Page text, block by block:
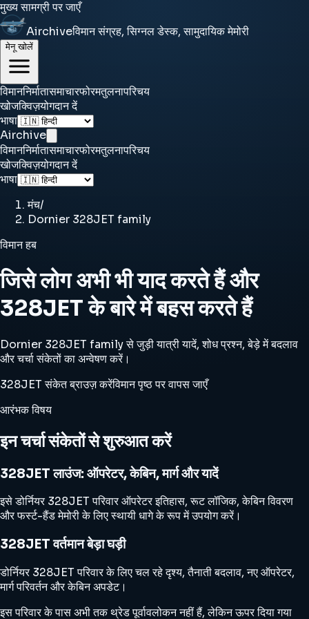
मुख्य सामग्री पर जाएँ
Airchiveविमान संग्रह, सिग्नल डेस्क, सामुदायिक मेमोरी
मेनू खोलें
विमाननिर्मातासमाचारफोरमतुलनापरिचय
खोजक्विज़योगदान दें
भाषा
Airchive
विमाननिर्मातासमाचारफोरमतुलनापरिचय
खोजक्विज़योगदान दें
भाषा
मंच/
Dornier 328JET family
विमान हब
जिसे लोग अभी भी याद करते हैं और
328JET के बारे में बहस करते हैं
Dornier 328JET family से जुड़ी यात्री यादें, शोध प्रश्न, बेड़े में बदलाव
और चर्चा संकेतों का अन्वेषण करें।
328JET संकेत ब्राउज़ करेंविमान पृष्ठ पर वापस जाएँ
आरंभक विषय
इन चर्चा संकेतों से शुरुआत करें
328JET लाउंज: ऑपरेटर, केबिन, मार्ग और यादें
इसे डोर्नियर 328JET परिवार ऑपरेटर इतिहास, रूट लॉजिक, केबिन विवरण
और फर्स्ट-हैंड मेमोरी के लिए स्थायी धागे के रूप में उपयोग करें।
328JET वर्तमान बेड़ा घड़ी
डोर्नियर 328JET परिवार के लिए चल रहे दृश्य, तैनाती बदलाव, नए ऑपरेटर,
मार्ग परिवर्तन और केबिन अपडेट।
इस परिवार के पास अभी तक थ्रेड पूर्वावलोकन नहीं हैं, लेकिन ऊपर दिया गया